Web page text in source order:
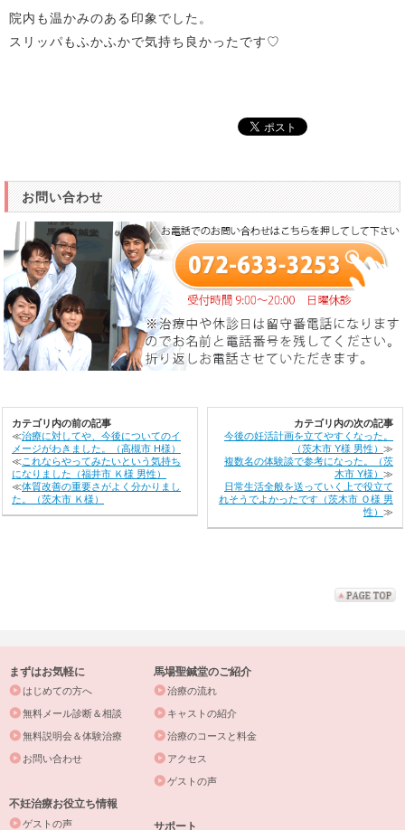
院内も温かみのある印象でした。
スリッパもふかふかで気持ち良かったです♡
お問い合わせ
カテゴリ内の前の記事
≪治療に対してや、今後についてのイ
メージがわきました。（高槻市 H様）
≪これならやってみたいという気持ち
になりました（福井市 Ｋ様 男性）
≪体質改善の重要さがよく分かりまし
た。（茨木市 Ｋ様）
カテゴリ内の次の記事
今後の妊活計画を立てやすくなった。
（茨木市 Y様 男性） ≫
複数名の体験談で参考になった。（茨
木市 Y様） ≫
日常生活全般を送っていく上で役立て
れそうでよかったです（茨木市 Ｏ様 男
性） ≫
まずはお気軽に
はじめての方へ
無料メール診断＆相談
無料説明会＆体験治療
お問い合わせ
馬場聖鍼堂のご紹介
治療の流れ
キャストの紹介
治療のコースと料金
アクセス
ゲストの声
不妊治療お役立ち情報
ゲストの声 サポート